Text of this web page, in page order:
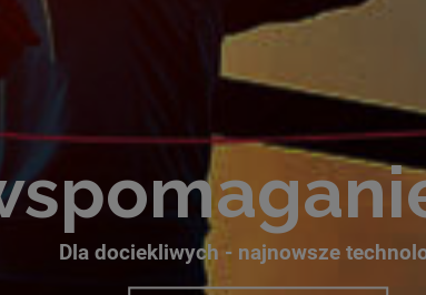
Dla dociekliwych - najnowsze